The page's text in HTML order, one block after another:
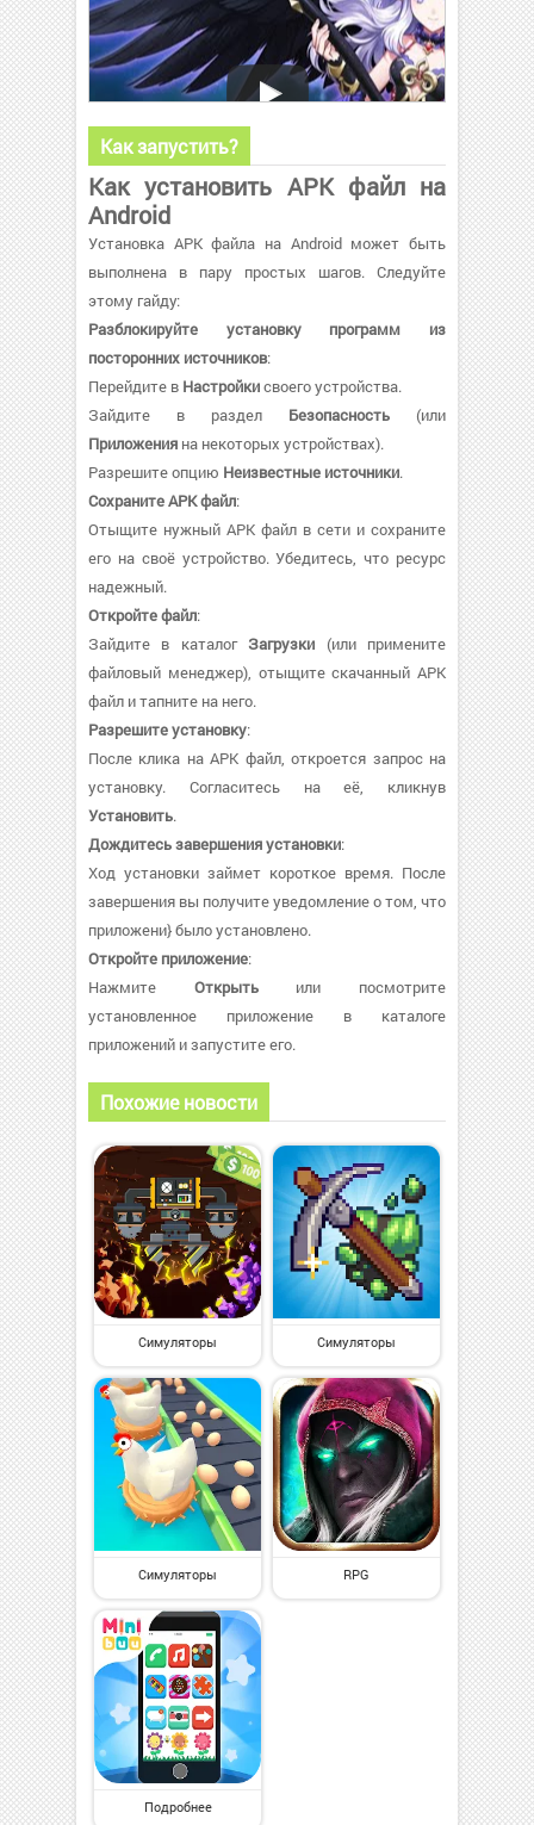
Как запустить?
Как установить APK файл на
Android
Установка APK файла на Android может быть
выполнена в пару простых шагов. Следуйте
этому гайду:
Разблокируйте установку программ из
посторонних источников:
Перейдите в Настройкисвоего устройства.
Зайдите в раздел Безопасность (или
Приложения на некоторых устройствах).
Разрешите опцию Неизвестные источники.
Сохраните APK файл:
Отыщите нужный APK файл в сети и сохраните
его на своё устройство. Убедитесь, что ресурс
надежный.
Откройте файл:
Зайдите в каталогЗагрузки (или примените
файловый менеджер), отыщите скачанный APK
файл и тапните на него.
Разрешите установку:
После клика на APK файл, откроется запрос на
установку. Согласитесь на её, кликнув
Установить.
Дождитесь завершения установки:
Ход установки займет короткое время. После
завершения вы получите уведомление о том, что
приложени} было установлено.
Откройте приложение:
Нажмите Открытьили посмотрите
установленное приложение в каталоге
приложений и запустите его.
Похожие новости
Симуляторы Симуляторы
Симуляторы RPG
Подробнее